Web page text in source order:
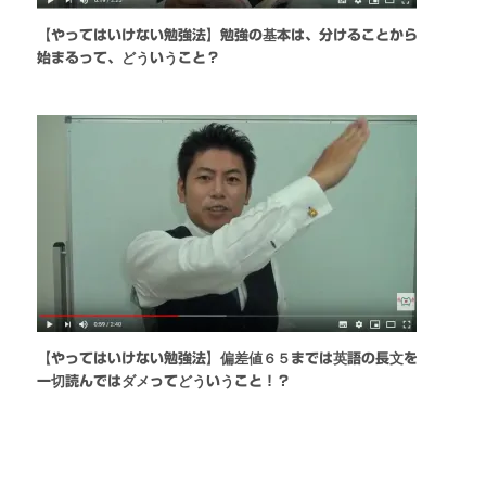
【やってはいけない勉強法】勉強の基本は、分けることから
始まるって、どういうこと？
【やってはいけない勉強法】偏差値６５までは英語の長文を
一切読んではダメってどういうこと！？